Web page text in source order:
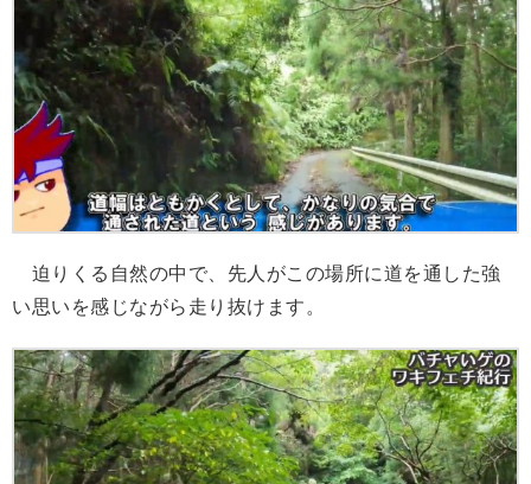
迫りくる自然の中で、先人がこの場所に道を通した強
い思いを感じながら走り抜けます。